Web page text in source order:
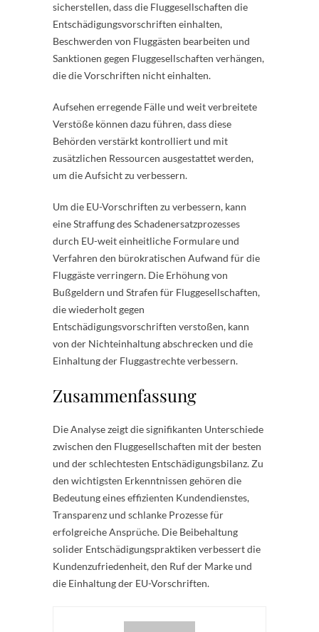
sicherstellen, dass die Fluggesellschaften die
Entschädigungsvorschriften einhalten,
Beschwerden von Fluggästen bearbeiten und
Sanktionen gegen Fluggesellschaften verhängen,
die die Vorschriften nicht einhalten.
Aufsehen erregende Fälle und weit verbreitete
Verstöße können dazu führen, dass diese
Behörden verstärkt kontrolliert und mit
zusätzlichen Ressourcen ausgestattet werden,
um die Aufsicht zu verbessern.
Um die EU-Vorschriften zu verbessern, kann
eine Straffung des Schadenersatzprozesses
durch EU-weit einheitliche Formulare und
Verfahren den bürokratischen Aufwand für die
Fluggäste verringern. Die Erhöhung von
Bußgeldern und Strafen für Fluggesellschaften,
die wiederholt gegen
Entschädigungsvorschriften verstoßen, kann
von der Nichteinhaltung abschrecken und die
Einhaltung der Fluggastrechte verbessern.
Zusammenfassung
Die Analyse zeigt die signifikanten Unterschiede
zwischen den Fluggesellschaften mit der besten
und der schlechtesten Entschädigungsbilanz. Zu
den wichtigsten Erkenntnissen gehören die
Bedeutung eines effizienten Kundendienstes,
Transparenz und schlanke Prozesse für
erfolgreiche Ansprüche. Die Beibehaltung
solider Entschädigungspraktiken verbessert die
Kundenzufriedenheit, den Ruf der Marke und
die Einhaltung der EU-Vorschriften.